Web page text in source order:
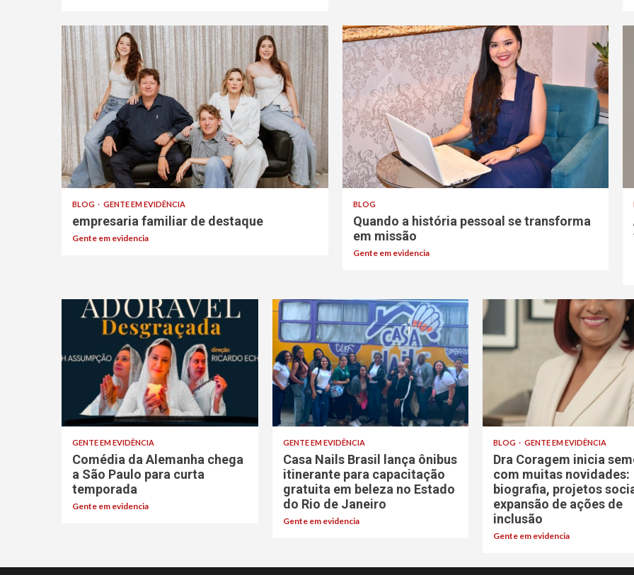
BLOG GENTE EM EVIDÊNCIA
empresaria familiar de destaque
Gente em evidencia
BLOG
Quando a história pessoal se transforma
em missão
Gente em evidencia
GENTE EM EVIDÊNCIA
Comédia da Alemanha chega
a São Paulo para curta
temporada
Gente em evidencia
GENTE EM EVIDÊNCIA
Casa Nails Brasil lança ônibus
itinerante para capacitação
gratuita em beleza no Estado
do Rio de Janeiro
Gente em evidencia
BLOG GENTE EM EVIDÊNCIA
Dra Coragem inicia
com muitas novidades:
biografia, projetos
expansão de ações de
inclusão
Gente em evidencia